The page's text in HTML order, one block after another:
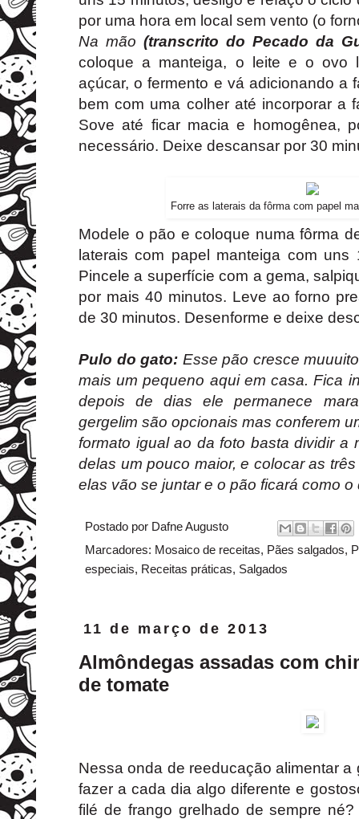
por uma hora em local sem vento (o
Na mão (transcrito do Pecado da
coloque a manteiga, o leite e o ovo
açúcar, o fermento e vá adicionando a
bem com uma colher até incorporar a
Sove até ficar macia e homogênea,
necessário. Deixe descansar por 30
Forre as laterais da fôrma com papel
Modele o pão e coloque numa fôrma
laterais com papel manteiga com
Pincele a superfície com a gema,
por mais 40 minutos. Leve ao forno
de 30 minutos. Desenforme e deixe
Pulo do gato: Esse pão cresce
mais um pequeno aqui em casa. Fica
depois de dias ele permanece
gergelim são opcionais mas conferem
formato igual ao da foto basta dividir a
delas um pouco maior, e colocar as
elas vão se juntar e o pão ficará como o
Postado por Dafne Augusto
Marcadores: Mosaico de receitas, Pães salgados,
especiais, Receitas práticas, Salgados
11 de março de 2013
Almôndegas assadas com
de tomate
Nessa onda de reeducação alimentar a
fazer a cada dia algo diferente e
filé de frango grelhado de sempre